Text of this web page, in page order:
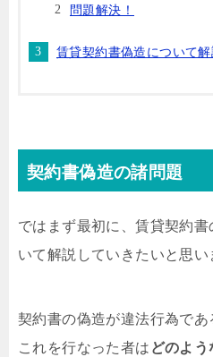
問題解決！
賃貸契約書偽造について
契約書偽造の諸問題
ではまず最初に、賃貸契約
いて解説していきたいと思い
契約書の偽造が違法行為であ
これを行なった者は どのよ